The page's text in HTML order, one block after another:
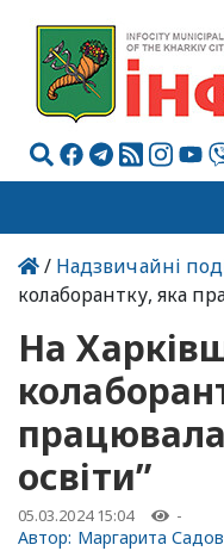
/ Надзвичайні
колаборантку, яка
На
працювала
освіти”
05.03.2024 15:04 -
Автор: Маргарита